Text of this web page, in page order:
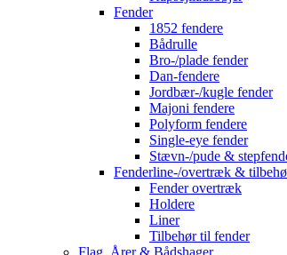
Fender
1852 fendere
Bådrulle
Bro-/plade fender
Dan-fendere
Jordbær-/kugle fender
Majoni fendere
Polyform fendere
Single-eye fender
Stævn-/pude &
Fenderline-/overtræk &
Fender overtræk
Holdere
Liner
Tilbehør til fender